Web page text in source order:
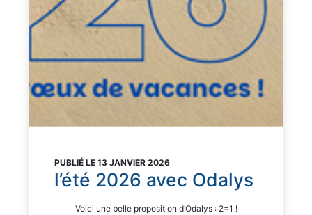
PUBLIÉ LE 13 JANVIER 2026
l’été 2026 avec Odalys
Voici une belle proposition d’Odalys : 2=1 !